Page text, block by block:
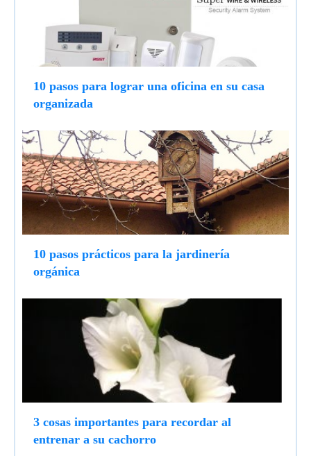
10 pasos para lograr una oficina en su casa
organizada
10 pasos prácticos para la jardinería
orgánica
3 cosas importantes para recordar al
entrenar a su cachorro